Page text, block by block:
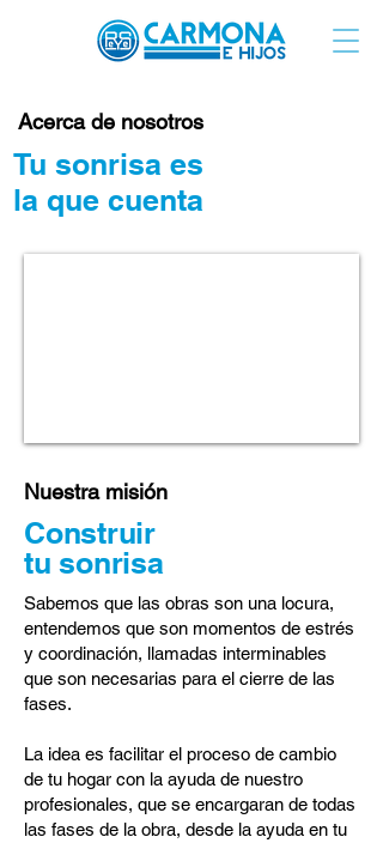
Acerca de nosotros
Tu sonrisa es
la que cuenta
Nuestra misión
Construir
tu sonrisa
Sabemos que las obras son una locura,
entendemos que son momentos de estrés
y coordinación, llamadas interminables
que son necesarias para el cierre de las
fases.
La idea es facilitar el proceso de cambio
de tu hogar con la ayuda de nuestro
profesionales, que se encargaran de todas
las fases de la obra, desde la ayuda en tu